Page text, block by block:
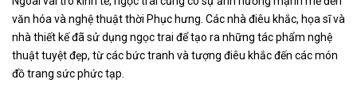
văn hóa và nghệ thuật thời Phục hưng. Các nhà điêu khắc, họa sĩ và
nhà thiết kế đã sử dụng ngọc trai để tạo ra những tác phẩm nghệ
thuật tuyệt đẹp, từ các bức tranh và tượng điêu khắc đến các món
đồ trang sức phức tạp.